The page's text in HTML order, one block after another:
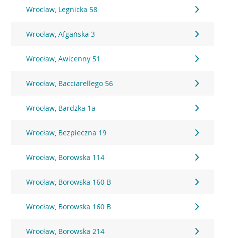
Wroclaw, Legnicka 58
Wrocław, Afgańska 3
Wrocław, Awicenny 51
Wrocław, Bacciarellego 56
Wrocław, Bardzka 1a
Wrocław, Bezpieczna 19
Wrocław, Borowska 114
Wrocław, Borowska 160 B
Wrocław, Borowska 160 B
Wrocław, Borowska 214